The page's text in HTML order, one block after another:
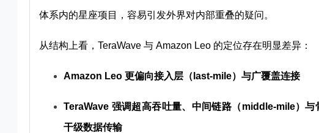
体系内的星座项目，容易引发外界对内部重叠的疑问。
从结构上看，TeraWave 与 Amazon Leo 的定位存在明显差异：
Amazon Leo 更偏向接入层（last-mile）与广覆盖连接
TeraWave 强调超高吞吐量、中间链路（middle-mile）与
干级数据传输